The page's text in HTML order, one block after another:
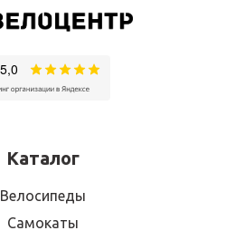
Каталог
Велосипеды
Самокаты